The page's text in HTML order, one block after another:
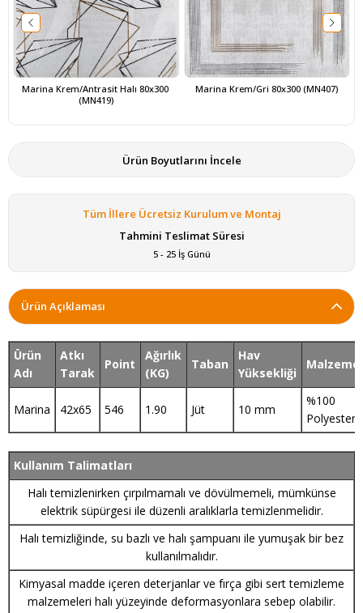
Marina Krem/Antrasit Halı 80x300
(MN419)
Marina Krem/Gri 80x300 (MN407)
Ürün Boyutlarını İncele
Tüm İllere Ücretsiz Kurulum ve Montaj
Tahmini Teslimat Süresi
5 - 25 İş Günü
Ürün Açıklaması
Ürün
Adı
Atkı
Tarak
Point
Ağırlık
(KG)
Taban
Hav
Yüksekliği
Malzeme
Marina 42x65 546 1.90 Jüt 10 mm
%100
Polyester
Kullanım Talimatları
Halı temizlenirken çırpılmamalı ve dövülmemeli, mümkünse
elektrik süpürgesi ile düzenli aralıklarla temizlenmelidir.
Halı temizliğinde, su bazlı ve halı şampuanı ile yumuşak bir bez
kullanılmalıdır.
Kimyasal madde içeren deterjanlar ve fırça gibi sert temizleme
malzemeleri halı yüzeyinde deformasyonlara sebep olabilir.